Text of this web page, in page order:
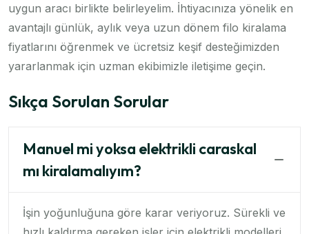
uygun aracı birlikte belirleyelim. İhtiyacınıza yönelik en
avantajlı günlük, aylık veya uzun dönem filo kiralama
fiyatlarını öğrenmek ve ücretsiz keşif desteğimizden
yararlanmak için uzman ekibimizle iletişime geçin.
Sıkça Sorulan Sorular
Manuel mi yoksa elektrikli caraskal
mı kiralamalıyım?
İşin yoğunluğuna göre karar veriyoruz. Sürekli ve